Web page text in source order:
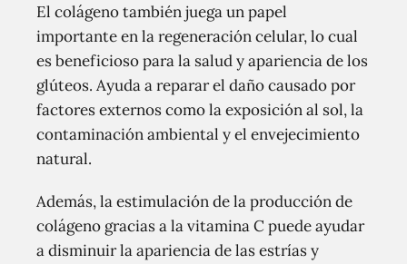
El colágeno también juega un papel
importante en la regeneración celular, lo cual
es beneficioso para la salud y apariencia de los
glúteos. Ayuda a reparar el daño causado por
factores externos como la exposición al sol, la
contaminación ambiental y el envejecimiento
natural.
Además, la estimulación de la producción de
colágeno gracias a la vitamina C puede ayudar
a disminuir la apariencia de las estrías y